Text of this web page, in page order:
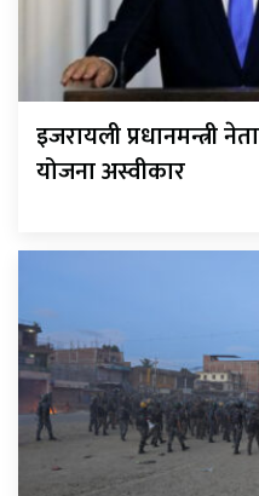
इजरायली प्रधानमन्त्री
योजना अस्वीकार